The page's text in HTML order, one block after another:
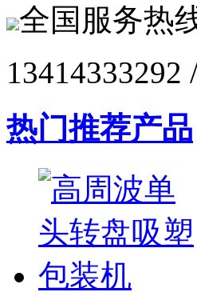
全国服务热
13414333292
热门推荐产品